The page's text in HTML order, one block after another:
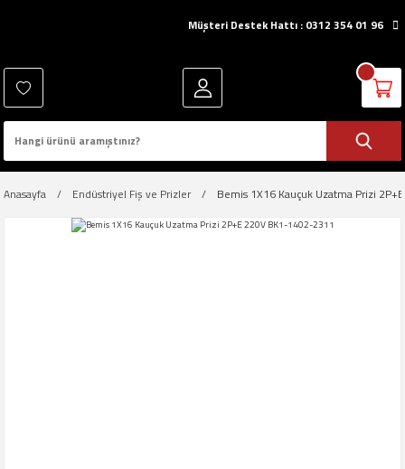
Müşteri Destek Hattı : 0312 354 01 96
Anasayfa Endüstriyel Fiş ve Prizler Bemis 1X16 Kauçuk Uzatma Prizi